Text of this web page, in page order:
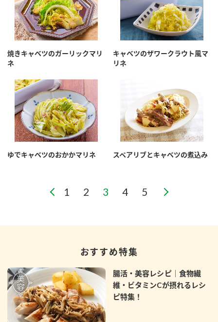
焼きキャベツのガーリックマリ
ネ
キャベツのザワークラウト風マ
リネ
ゆでキャベツのおかかマリネ スペアリブとキャベツの煮込み
おすすめ特集
腸活・美容レシピ｜食物繊
維・ビタミンCが摂れるレシ
ピ特集！